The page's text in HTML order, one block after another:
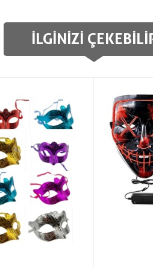
İLGINIZI